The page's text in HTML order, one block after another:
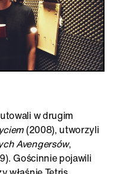
w drugim
(2008), utworzyli
Avengersów,
Gościnnie pojawili